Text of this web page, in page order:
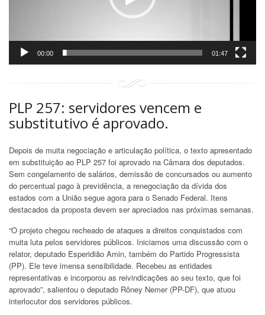
00:00 01:47
PLP 257: servidores vencem e
substitutivo é aprovado.
Depois de muita negociação e articulação política, o texto apresentado
em substituição ao PLP 257 foi aprovado na Câmara dos deputados.
Sem congelamento de salários, demissão de concursados ou aumento
do percentual pago à previdência, a renegociação da dívida dos
estados com a União segue agora para o Senado Federal. Itens
destacados da proposta devem ser apreciados nas próximas semanas.
“O projeto chegou recheado de ataques a direitos conquistados com
muita luta pelos servidores públicos. Iniciamos uma discussão com o
relator, deputado Esperidião Amin, também do Partido Progressista
(PP). Ele teve imensa sensibilidade. Recebeu as entidades
representativas e incorporou as reivindicações ao seu texto, que foi
aprovado”, salientou o deputado Rôney Nemer (PP-DF), que atuou
interlocutor dos servidores públicos.